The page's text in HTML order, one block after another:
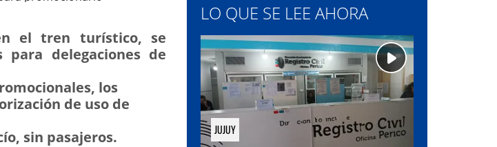
el tren turístico, se
para delegaciones de
los
de uso de
sin pasajeros.
LO QUE SE LEE AHORA
JUJUY